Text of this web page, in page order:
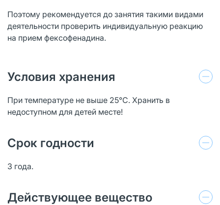
Поэтому рекомендуется до занятия такими видами
деятельности проверить индивидуальную реакцию
на прием фексофенадина.
Условия хранения
При температуре не выше 25°С. Хранить в
недоступном для детей месте!
Срок годности
3 года.
Действующее вещество